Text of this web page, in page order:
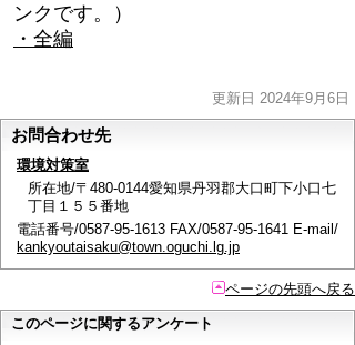
ンクです。）
・ 全編
更新日 2024年9月6日
お問合わせ先
環境対策室
所在地/〒480-0144愛知県丹羽郡大口町下小口七
丁目１５５番地
電話番号/0587-95-1613 FAX/0587-95-1641 E-mail/
kankyoutaisaku@town.oguchi.lg.jp
ページの先頭へ戻る
このページに関するアンケート